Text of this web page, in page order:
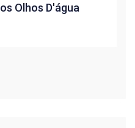
Olhos D'água